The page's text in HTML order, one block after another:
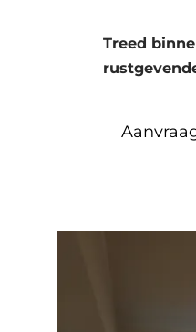
Treed